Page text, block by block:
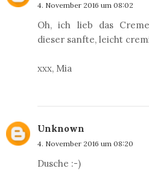
4. November 2016 um 08:02
Oh, ich lieb das
dieser sanfte, leicht
xxx, Mia
Unknown
4. November 2016 um 08:20
Dusche :-)